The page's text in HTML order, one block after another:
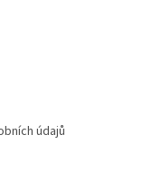
údajů